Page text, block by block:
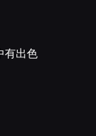
有出色